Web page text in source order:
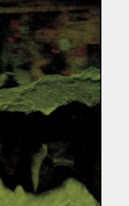
EVÉNEMENTS